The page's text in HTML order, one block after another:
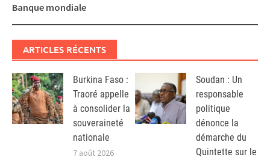
Banque mondiale
ARTICLES RÉCENTS
Burkina Faso :
Traoré appelle
à consolider la
souveraineté
nationale
7 août 2026
Soudan : Un
responsable
politique
dénonce la
démarche du
Quintette sur le